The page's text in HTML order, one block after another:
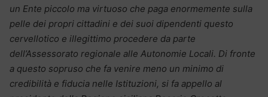
un Ente piccolo ma virtuoso che paga enormemente sulla
pelle dei propri cittadini e dei suoi dipendenti questo
cervellotico e illegittimo procedere da parte
dell’Assessorato regionale alle Autonomie Locali. Di fronte
a questo sopruso che fa venire meno un minimo di
credibilità e fiducia nelle Istituzioni, si fa appello al